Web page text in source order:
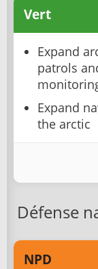
Vert
Expand
patrols
Expand
the arctic
Défense
NPD